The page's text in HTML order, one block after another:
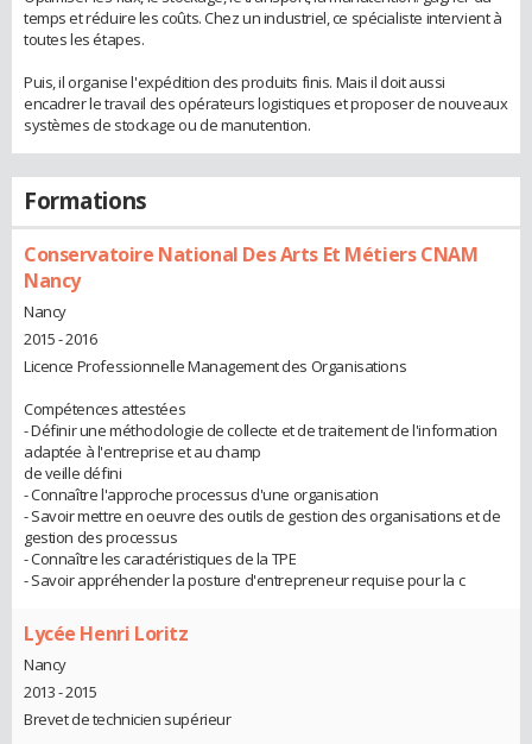
temps et réduire les coûts. Chez un industriel, ce spécialiste intervient à
toutes les étapes.
Puis, il organise l'expédition des produits finis. Mais il doit aussi
encadrer le travail des opérateurs logistiques et proposer de nouveaux
systèmes de stockage ou de manutention.
Formations
Conservatoire National Des Arts Et Métiers CNAM
Nancy
Nancy
2015 - 2016
Licence Professionnelle Management des Organisations
Compétences attestées
- Définir une méthodologie de collecte et de traitement de l'information
adaptée à l'entreprise et au champ
de veille défini
- Connaître l'approche processus d'une organisation
- Savoir mettre en oeuvre des outils de gestion des organisations et de
gestion des processus
- Connaître les caractéristiques de la TPE
- Savoir appréhender la posture d'entrepreneur requise pour la c
Lycée Henri Loritz
Nancy
2013 - 2015
Brevet de technicien supérieur